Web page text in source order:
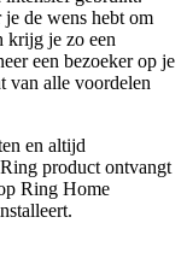
de wens hebt om
krijg je zo een
een bezoeker op je
van alle voordelen
en altijd
product ontvangt
Ring Home